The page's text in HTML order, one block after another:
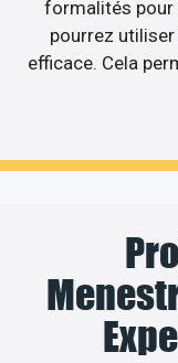
formalités pour
pourrez utiliser
efficace. Cela